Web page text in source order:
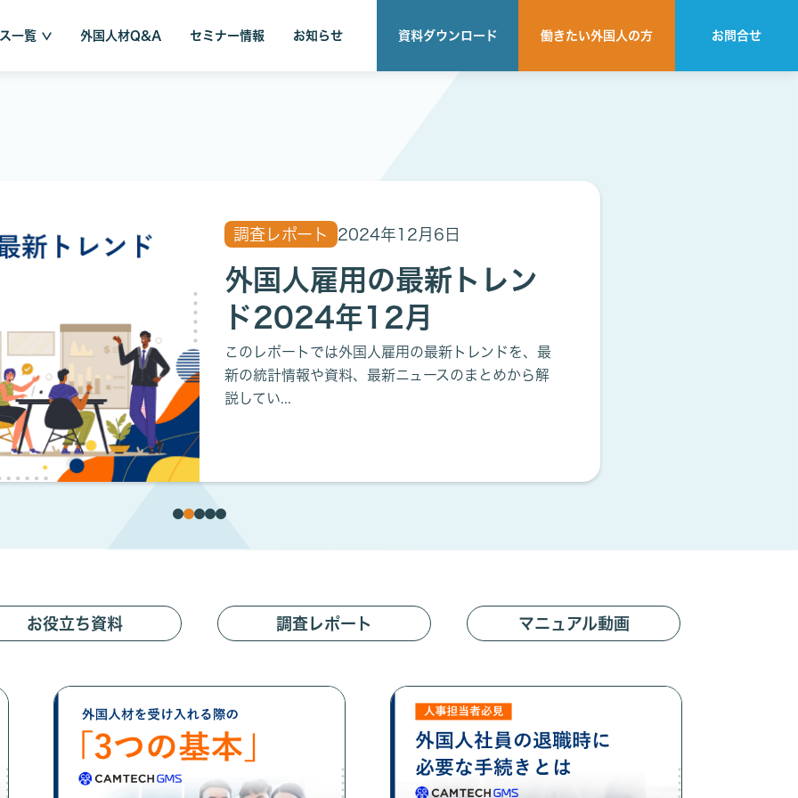
一覧 外国人材Q&A セミナー情報 お知らせ 資料ダウンロード 働きたい外国人の方 お問合せ
調査レポート 2024年12月6日
外国人雇用の最新トレン
ド2024年12月
このレポートでは外国人雇用の最新トレンドを、最
新の統計情報や資料、最新ニュースのまとめから解
説してい...
お役⽴ち資料 調査レポート マニュアル動画